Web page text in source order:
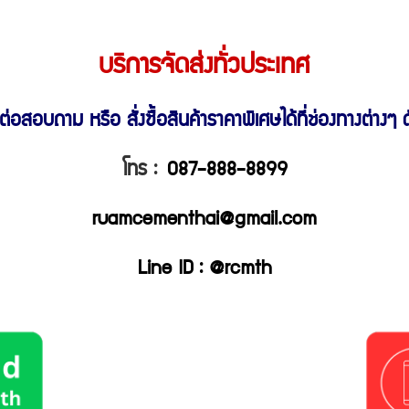
บริการจัดส่งทั่วประเทศ
อสอบถาม หรือ สั่งซื้อสินค้าราคาพิเศษได้ที่ช่องทางต่างๆ
โทร : 087-888-8899
ruamcementhai@gmail.com
Line ID : @rcmth